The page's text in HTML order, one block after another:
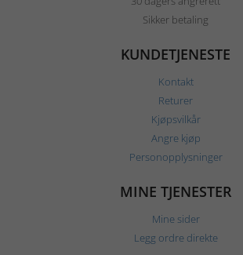
Sikker betaling
KUNDETJENESTE
Kontakt
Returer
Kjøpsvilkår
Angre kjøp
Personopplysninger
MINE TJENESTER
Mine sider
Legg ordre direkte